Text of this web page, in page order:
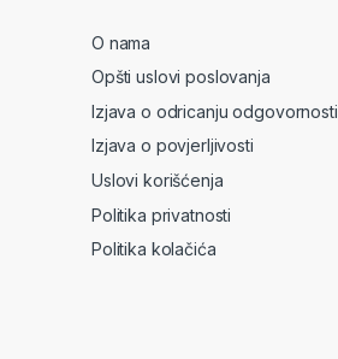
O nama
Opšti uslovi poslovanja
Izjava o odricanju odgovornosti
Izjava o povjerljivosti
Uslovi korišćenja
Politika privatnosti
Politika kolačića